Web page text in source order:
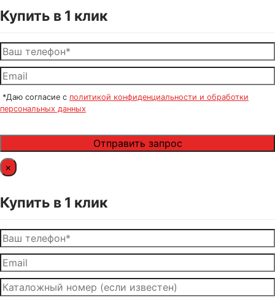
Купить в 1 клик
*Даю согласие с политикой конфиденциальности и обработки
персональных данных
×
Купить в 1 клик